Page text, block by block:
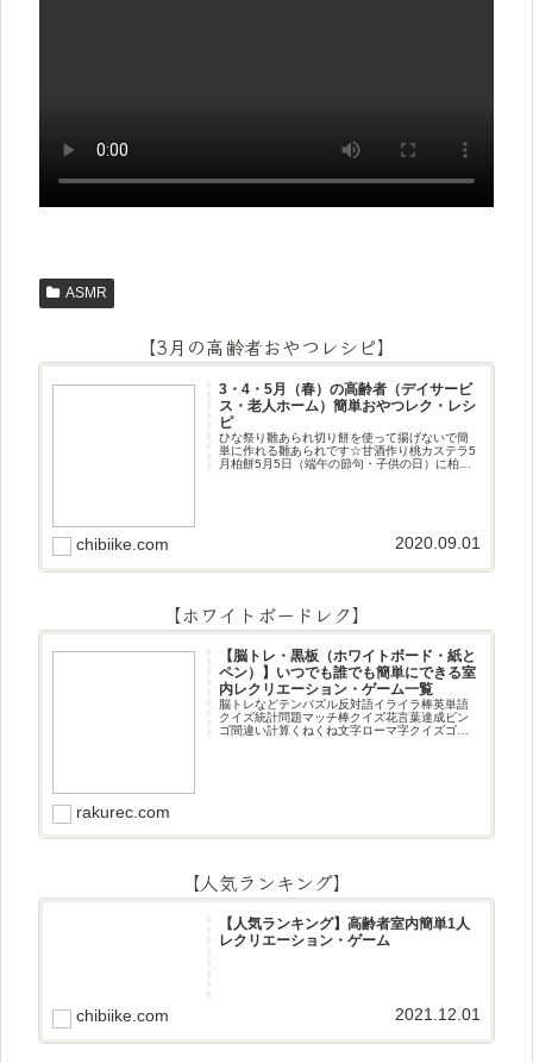
ASMR
【3月の高齢者おやつレシピ】
3・4・5月（春）の高齢者（デイサービ
ス・老人ホーム）簡単おやつレク・レシ
ピ
ひな祭り雛あられ切り餅を使って揚げないで簡
単に作れる雛あられです☆甘酒作り桃カステラ5
月柏餅5月5日（端午の節句・子供の日）に柏餅
chibiike.com 2020.09.01
【ホワイトボードレク】
【脳トレ・黒板（ホワイトボード・紙と
ペン）】いつでも誰でも簡単にできる室
内レクリエーション・ゲーム一覧
脳トレなどテンパズル反対語イライラ棒英単語
クイズ統計問題マッチ棒クイズ花言葉達成ビン
ゴ間違い計算くねくね文字ローマ字クイズゴロ
rakurec.com
【人気ランキング】
【人気ランキング】高齢者室内簡単1人
レクリエーション・ゲーム
chibiike.com 2021.12.01